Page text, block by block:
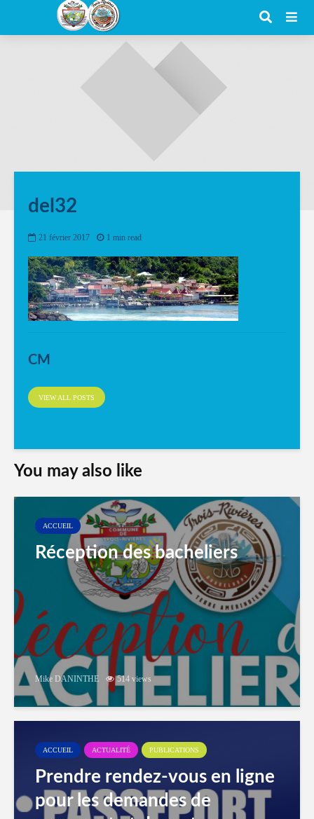
del32
21 février 2017 1 min read
CM
VIEW ALL POSTS
You may also like
ACCUEIL
Réception des bacheliers
Mike DANINTHE 514 views
ACCUEIL ACTUALITÉ PUBLICATIONS
Prendre rendez-vous en ligne
pour les demandes de